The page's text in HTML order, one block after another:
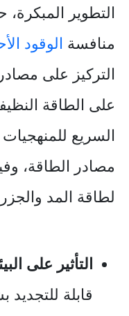
التطوير
منافسة الوقود
التركيز على
على الطاقة
السريع
مصادر الطاقة،
لطاقة المد
التأثير على
قابلة